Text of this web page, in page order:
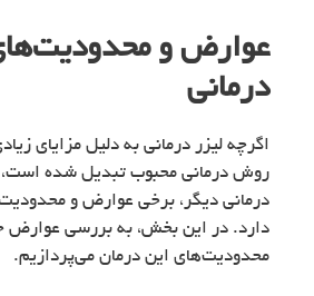
عوارض و
درمانی
اگرچه لیزر درمانی به دلیل مزایای
روش درمانی محبوب تبدیل شده است،
درمانی دیگر، برخی عوارض و
دارد. در این بخش، به بررسی عوارض
محدودیت‌های این درمان می‌پردازیم.